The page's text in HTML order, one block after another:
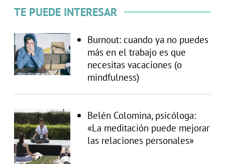
TE PUEDE INTERESAR
Burnout: cuando ya no puedes
más en el trabajo es que
necesitas vacaciones (o
mindfulness)
Belén Colomina, psicóloga:
«La meditación puede mejorar
las relaciones personales»